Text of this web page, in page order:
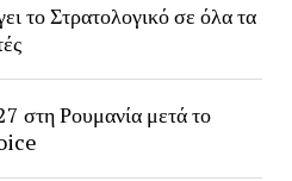
Στρατολογικό σε όλα τα
Ρουμανία μετά το